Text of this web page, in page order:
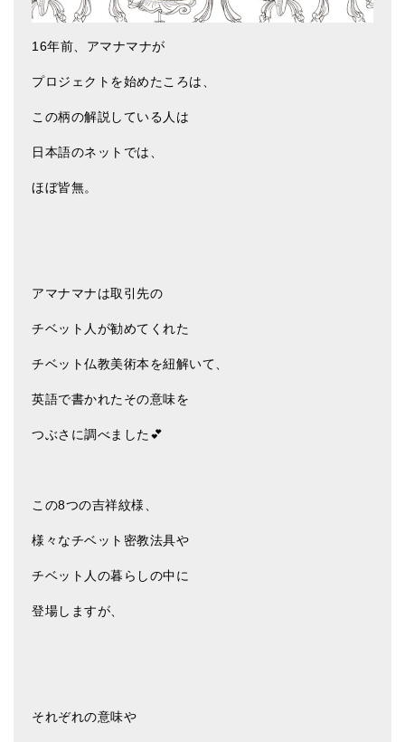
神々とつながるジュエリー
ヒーリング・マンダラポスター
ロゴステッカー・ポストカード各種
亡命チベット人尼僧のお守り・チャーム
チベット・マントラ・ヒーリングCD
初級講座
倍音呼吸法レッスン
中級講座
上級講座
ビギナー講師・養成講座
About Us
メールお便り登録
LINEお友だち登録
お客様の声
16年前、アマナマナが
プロジェクトを始めたころは、
この柄の解説している人は
日本語のネットでは、
ほぼ皆無。
アマナマナは取引先の
チベット人が勧めてくれた
チベット仏教美術本を紐解いて、
英語で書かれたその意味を
つぶさに調べました💕
この8つの吉祥紋様、
様々なチベット密教法具や
チベット人の暮らしの中に
登場しますが、
それぞれの意味や